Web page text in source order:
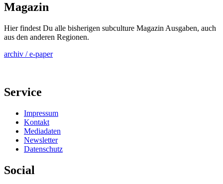
Magazin
Hier findest Du alle bisherigen subculture Magazin Ausgaben, auch
aus den anderen Regionen.
archiv / e-paper
Service
Impressum
Kontakt
Mediadaten
Newsletter
Datenschutz
Social